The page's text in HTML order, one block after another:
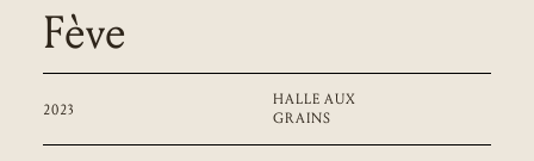
Fève
2023
HALLE AUX
GRAINS